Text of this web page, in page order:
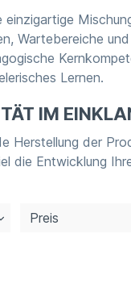
Wartebereiche
Lernen.
IM
Herstellung der
die Entwicklung
Preis